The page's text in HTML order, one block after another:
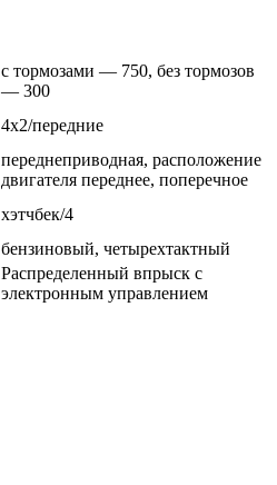
с тормозами — 750, без тормозов
— 300
4х2/передние
переднеприводная, расположение
двигателя переднее, поперечное
хэтчбек/4
бензиновый, четырехтактный
Распределенный впрыск с
электронным управлением